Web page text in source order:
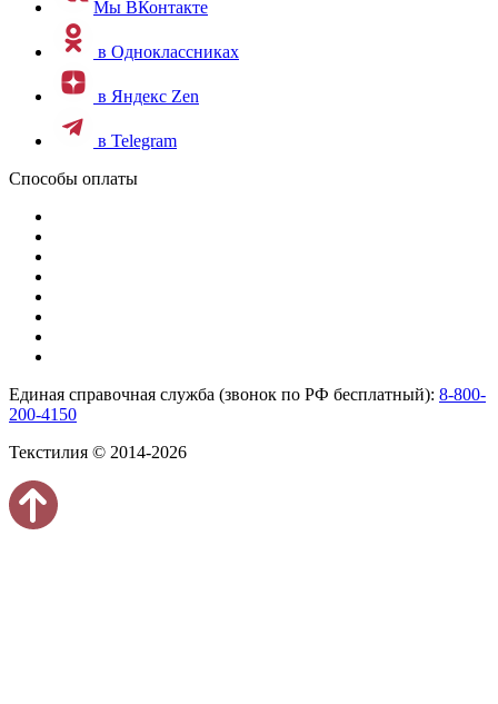
Мы ВКонтакте
в Одноклассниках
в Яндекс Zen
в Telegram
Способы оплаты
Единая справочная служба (звонок по РФ бесплатный): 8-800-
200-4150
Текстилия © 2014-2026